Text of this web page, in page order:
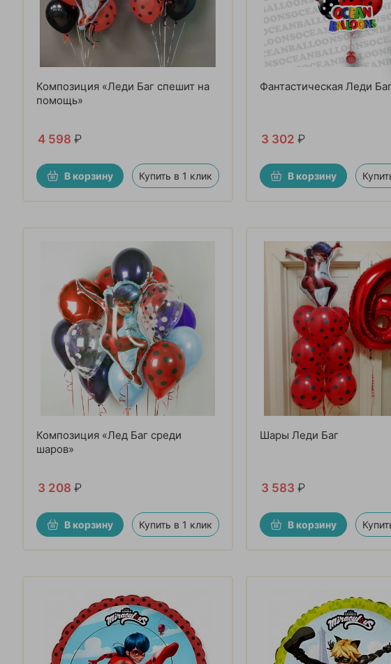
Композиция «Леди Баг спешит на
помощь»
4 598 ₽
В корзину Купить в 1 клик
Фантастическая Леди
3 302 ₽
В корзину
Композиция «Лед Баг среди
шаров»
3 208 ₽
В корзину Купить в 1 клик
Шары Леди Баг
3 583 ₽
В корзину